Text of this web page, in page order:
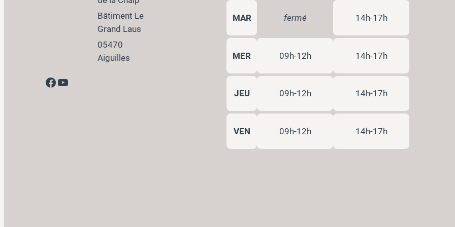
Bâtiment Le
Grand Laus
05470
Aiguilles
Facebook YouTube
MAR fermé 14h-17h
MER 09h-12h 14h-17h
JEU 09h-12h 14h-17h
VEN 09h-12h 14h-17h